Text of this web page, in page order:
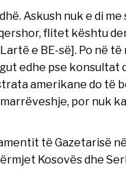
Askush nuk e di me
flitet kështu
e BE-së]. Po në
edhe pse konsultat
amerikane do të
por nuk
të Gazetarisë
Kosovës dhe